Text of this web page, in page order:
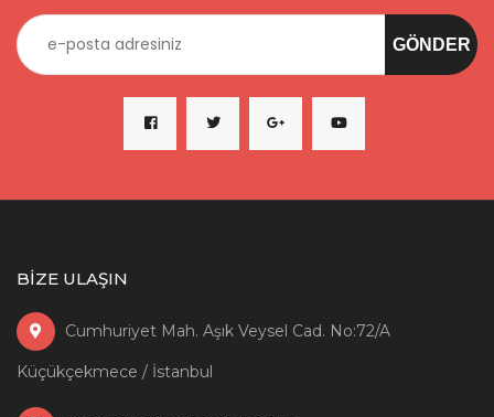
BİZE ULAŞIN
Cumhuriyet Mah. Aşık Veysel Cad. No:72/A
Küçükçekmece / İstanbul